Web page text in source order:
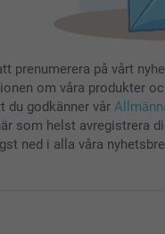
prenumerera på vårt
om våra produkter
du godkänner vår
som helst avregistrera
ned i alla våra